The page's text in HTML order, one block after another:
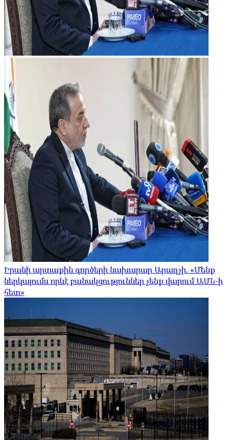
Իրանի արտաքին գործերի նախարար Արաղչի. «Մենք
ներկայումս որևէ բանակցություններ չենք վարում ԱՄՆ-ի
հետ»